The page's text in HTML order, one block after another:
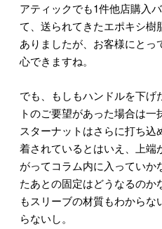
アティックでも1件他店購入
て、送られてきたエポキシ樹
ありましたが、お客様にと
心できますね。
でも、もしもハンドルを下げ
トのご要望があった場合は一
スターナットはさらに打ち
着されているとはいえ、上端
がってコラム内に入っていか
たあとの固定はどうなるの
もスリーブの材質もわから
らないし。